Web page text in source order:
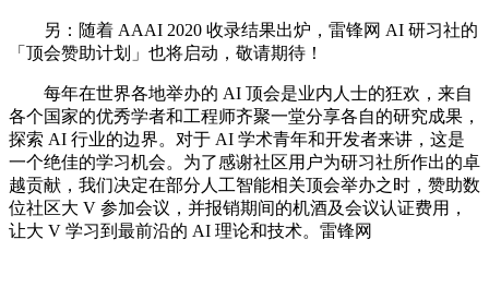
另：随着 AAAI 2020 收录结果出炉，雷锋网 AI 研习社的
「顶会赞助计划」也将启动，敬请期待！
每年在世界各地举办的 AI 顶会是业内人士的狂欢，来自
各个国家的优秀学者和工程师齐聚一堂分享各自的研究成果，
探索 AI 行业的边界。对于 AI 学术青年和开发者来讲，这是
一个绝佳的学习机会。为了感谢社区用户为研习社所作出的卓
越贡献，我们决定在部分人工智能相关顶会举办之时，赞助数
位社区大 V 参加会议，并报销期间的机酒及会议认证费用，
让大 V 学习到最前沿的 AI 理论和技术。雷锋网